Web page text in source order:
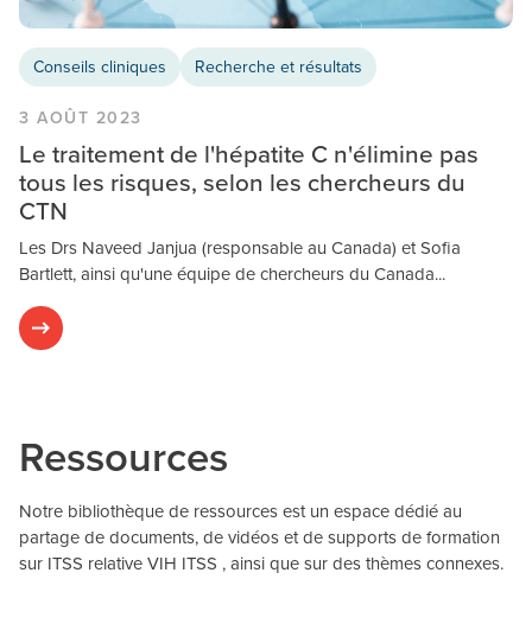
Conseils cliniques Recherche et résultats
3 AOÛT 2023
Le traitement de l'hépatite C n'élimine pas
tous les risques, selon les chercheurs du
CTN
Les Drs Naveed Janjua (responsable au Canada) et Sofia
Bartlett, ainsi qu'une équipe de chercheurs du Canada...
Ressources
Notre bibliothèque de ressources est un espace dédié au
partage de documents, de vidéos et de supports de formation
sur ITSS relative VIH ITSS , ainsi que sur des thèmes connexes.